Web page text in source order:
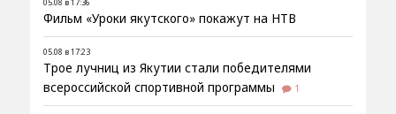
05.08 в 17:36
Фильм «Уроки якутского» покажут на НТВ
05.08 в 17:23
Трое лучниц из Якутии стали победителями
всероссийской спортивной программы
1